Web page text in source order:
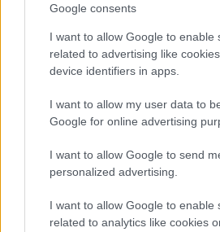
Google consents
I want to allow Google to enable
related to advertising like
device identifiers in apps.
I want to allow my user data to
Google for online advertising
I want to allow Google to send
personalized advertising.
I want to allow Google to enable
related to analytics like cookies
Ακολούθησε υγειονομική
δελφινιού, όπως γράφει το
Μέχρι στιγμής παραμένουν
του θανάτου του
Τα σχολιά σας δημοσιεύονται άμεσα
ΕΘΝΟΣ θα παρεμβαίνει και τα
διαγράφονται